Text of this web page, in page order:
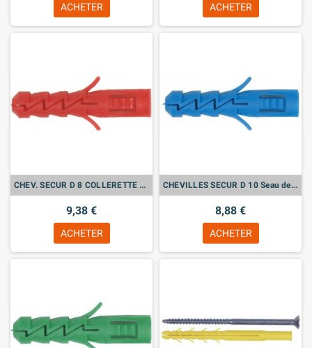
ACHETER ACHETER
CHEV. SECUR D 8 COLLERETTE Seau de 250
9,38 €
ACHETER
CHEVILLES SECUR D 10 Seau de 150
8,88 €
ACHETER